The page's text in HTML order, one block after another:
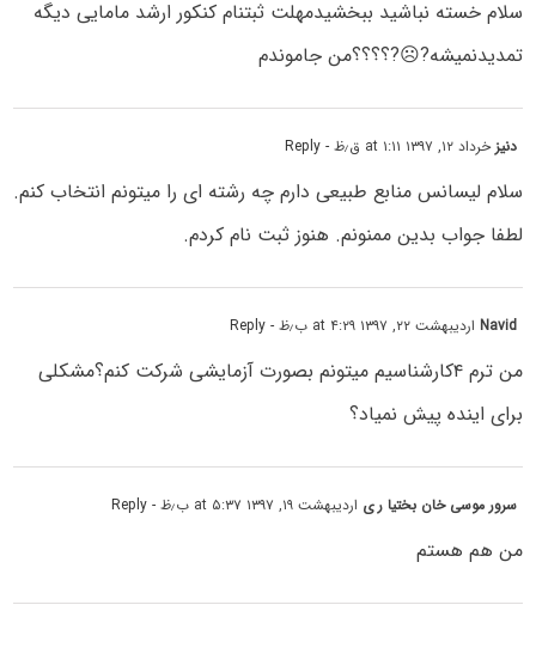
سلام خسته نباشید ببخشیدمهلت ثبتنام کنکور ارشد مامایی دیگه
تمدیدنمیشه?☹?؟؟؟؟من جاموندم
دنیز خرداد ۱۲, ۱۳۹۷ at ۱:۱۱ ق٫ظ - Reply
سلام لیسانس منابع طبیعی دارم چه رشته ای را میتونم انتخاب کنم.
لطفا جواب بدین ممنونم. هنوز ثبت نام کردم.
Navidاردیبهشت ۲۲, ۱۳۹۷ at ۴:۲۹ ب٫ظ - Reply
من ترم ۴کارشناسیم میتونم بصورت آزمایشی شرکت کنم؟مشکلی
برای اینده پیش نمیاد؟
سرور موسی خان بختیا ر ی اردیبهشت ۱۹, ۱۳۹۷ at ۵:۳۷ ب٫ظ - Reply
من هم هستم